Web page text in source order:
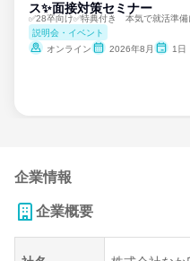
ス✨面接対策セミナー
説明会・イベント
オンライン
2026年8月 1日
企業情報
企業概要